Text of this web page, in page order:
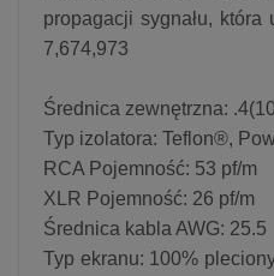
propagacji sygnału, która
7,674,973
Średnica zewnętrzna:
Typ izolatora: Teflon®,
RCA Pojemność: 53 pf/m
XLR Pojemność: 26 pf/m
Średnica kabla AWG: 25.5
Typ ekranu: 100%